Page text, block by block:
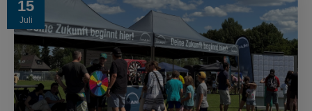
15
Juli